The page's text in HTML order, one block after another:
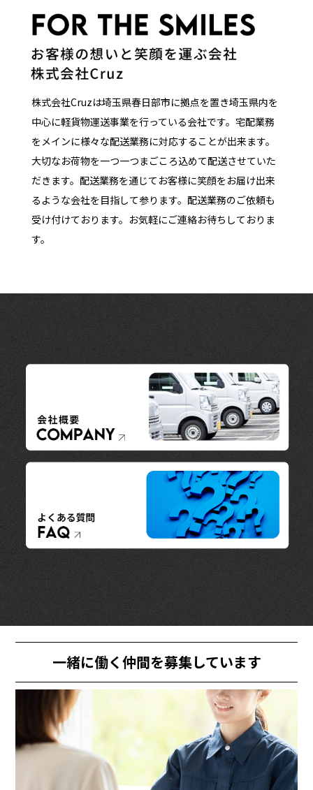
株式会社Cruzは埼玉県春日部市に拠点を置き埼玉県内を
中心に軽貨物運送事業を行っている会社です。宅配業務
をメインに様々な配送業務に対応することが出来ます。
大切なお荷物を一つ一つまごころ込めて配送させていた
だきます。配送業務を通じてお客様に笑顔をお届け出来
るような会社を目指して参ります。配送業務のご依頼も
受け付けております。お気軽にご連絡お待ちしておりま
す。
一緒に働く仲間を募集しています